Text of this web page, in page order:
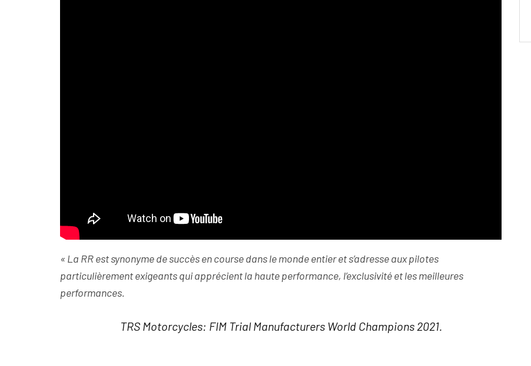
« La RR est synonyme de succès en course dans le monde entier et s’adresse aux pilotes
particulièrement exigeants qui apprécient la haute performance, l’exclusivité et les meilleures
performances.
TRS Motorcycles: FIM Trial Manufacturers World Champions 2021.